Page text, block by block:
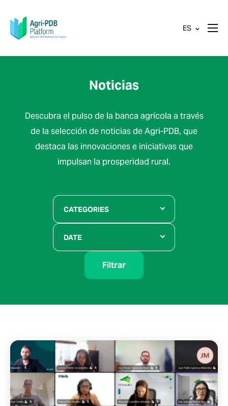
ES
Noticias
Descubra el pulso de la banca agrícola a través
de la selección de noticias de Agri-PDB, que
destaca las innovaciones e iniciativas que
impulsan la prosperidad rural.
CATEGORIES
DATE
Filtrar